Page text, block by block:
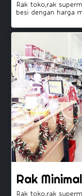
Rak toko,rak
besi dengan harga
Rak
Rak toko,rak